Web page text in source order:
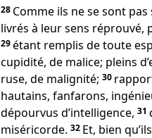
28 Comme ils ne se sont
livrés à leur sens réprouvé,
29étant remplis de toute
cupidité, de malice; pleins
ruse, de malignité; 30
hautains, fanfarons,
dépourvus d’intelligence, 31
miséricorde. 32 Et, bien